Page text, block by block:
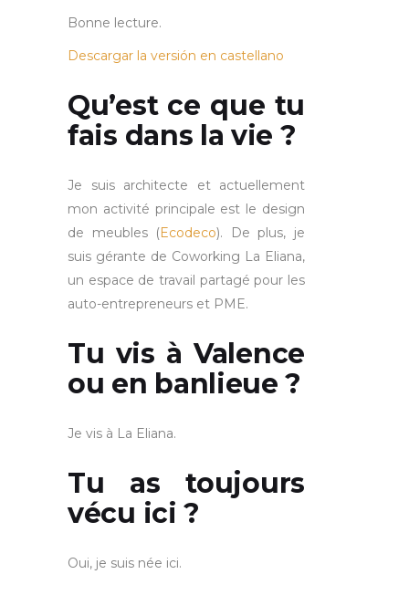
Bonne lecture.
Descargar la versión en castellano
Qu’est ce que tu
fais dans la vie ?
Je suis architecte et actuellement
mon activité principale est le design
de meubles (Ecodeco). De plus, je
suis gérante de Coworking La Eliana,
un espace de travail partagé pour les
auto-entrepreneurs et PME.
Tu vis à Valence
ou en banlieue ?
Je vis à La Eliana.
Tu as toujours
vécu ici ?
Oui, je suis née ici.